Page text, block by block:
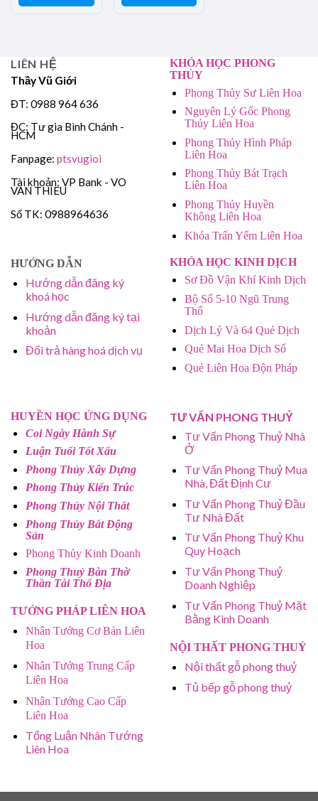
LIÊN HỆ
Thầy Vũ Giới
ĐT: 0988 964 636
ĐC: Tư gia Bình Chánh -
HCM
Fanpage: ptsvugioi
Tài khoản: VP Bank - VO
VAN THIEU
Số TK: 0988964636
HƯỚNG DẪN
Hướng dẫn đăng ký
khoá học
Hướng dẫn đăng ký tại
khoản
Đổi trả hàng hoá dịch vụ
KHÓA HỌC PHONG
THỦY
Phong Thủy Sư Liên Hoa
Nguyên Lý Gốc Phong
Thủy Liên Hoa
Phong Thủy Hình Pháp
Liên Hoa
Phong Thủy Bát Trạch
Liên Hoa
Phong Thủy Huyền
Không Liên Hoa
Khóa Trấn Yểm Liên Hoa
KHÓA HỌC KINH DỊCH
Sơ Đồ Vận Khí Kinh Dịch
Bộ Số 5-10 Ngũ Trung
Thổ
Dịch Lý Và 64 Quẻ Dịch
Quẻ Mai Hoa Dịch Số
Quẻ Liên Hoa Độn Pháp
HUYỀN HỌC ỨNG DỤNG
Coi Ngày Hành Sự
Luận Tuổi Tốt Xấu
Phong Thủy Xây Dựng
Phong Thủy Kiến Trúc
Phong Thủy Nội Thất
Phong Thủy Bất Động
Sản
Phong Thủy Kinh Doanh
Phong Thuỷ Bàn Thờ
Thần Tài Thổ Địa
TƯỚNG PHÁP LIÊN HOA
Nhân Tướng Cơ Bản Liên
Hoa
Nhân Tướng Trung Cấp
Liên Hoa
Nhân Tướng Cao Cấp
Liên Hoa
Tổng Luận Nhân Tướng
Liên Hoa
TƯ VẤN PHONG THUỶ
Tư Vấn Phong Thuỷ Nhà
Ở
Tư Vấn Phong Thuỷ Mua
Nhà, Đất Định Cư
Tư Vấn Phong Thuỷ Đầu
Tư Nhà Đất
Tư Vấn Phong Thuỷ Khu
Quy Hoạch
Tư Vấn Phong Thuỷ
Doanh Nghiệp
Tư Vấn Phong Thuỷ Mặt
Bằng Kinh Doanh
NỘI THẤT PHONG THUỶ
Nội thất gỗ phong thuỷ
Tủ bếp gỗ phong thuỷ